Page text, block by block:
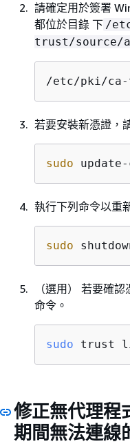
請確定用於簽署
都位於目錄 下 /
trust/source/
/etc/pki/
若要安裝新憑證，
sudo
執行下列命令以重
sudo
（選用） 若要確
命令。
sudo trust
修正無代理程
期間無法連線